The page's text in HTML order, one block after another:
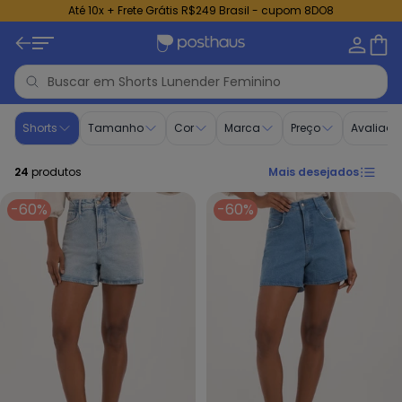
Até 10x + Frete Grátis R$249 Brasil - cupom 8DO8
Shorts - Moda Feminina | Lunender Feminino
Shorts Tamanho Cor Marca Preço
24 produtos Mais desejados
-60% -60%